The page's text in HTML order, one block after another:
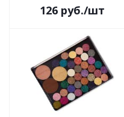
126 руб./шт